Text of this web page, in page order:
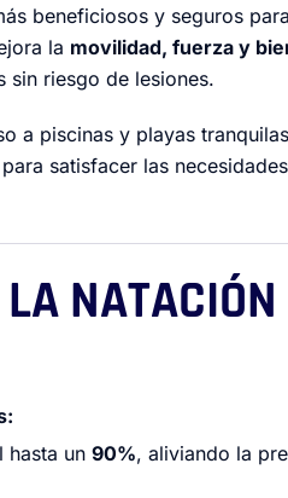
beneficiosos y seguros
la movilidad, fuerza y
sin riesgo de lesiones.
a piscinas y playas
satisfacer las
hasta un 90%, aliviando la